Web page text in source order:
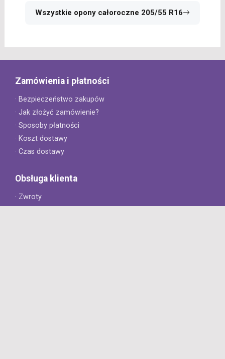
Wszystkie opony całoroczne 205/55 R16
Zamówienia i płatności
· Bezpieczeństwo zakupów
· Jak złożyć zamówienie?
· Sposoby płatności
· Koszt dostawy
· Czas dostawy
Obsługa klienta
· Zwroty